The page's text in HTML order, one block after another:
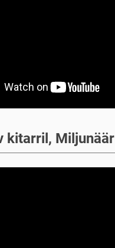
kitarril, Miljunäär